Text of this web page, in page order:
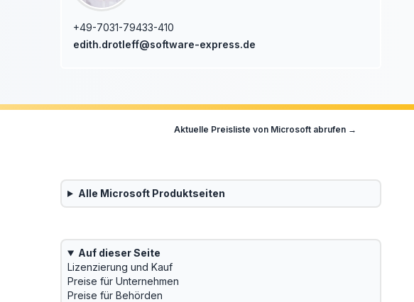
+49-7031-79433-410
edith.drotleff@software-express.de
Aktuelle Preisliste von Microsoft abrufen →
Alle MicrosoftProduktseiten
Auf dieser Seite
Lizenzierung und Kauf
Preise für Unternehmen
Preise für Behörden